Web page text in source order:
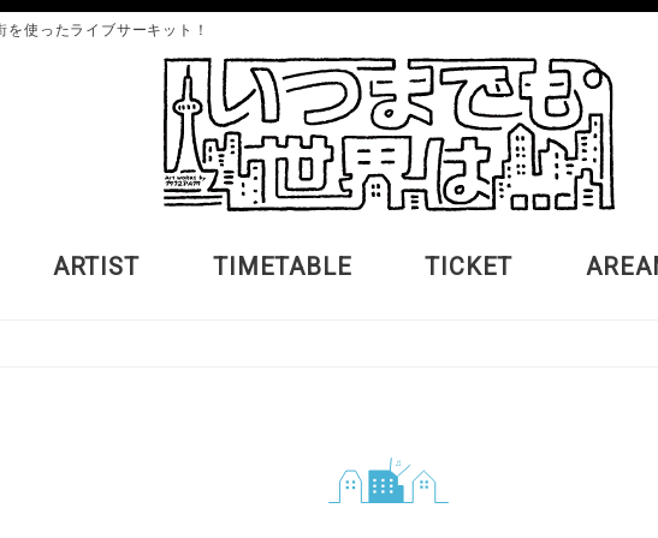
使ったライブサーキット！
ARTIST TIMETABLE TICKET